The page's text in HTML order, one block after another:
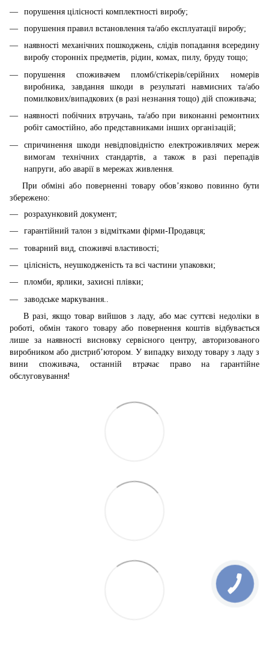
порушення цілісності комплектності виробу;
порушення правил встановлення та/або експлуатації виробу;
наявності механічних пошкоджень, слідів попадання всередину
виробу сторонніх предметів, рідин, комах, пилу, бруду тощо;
порушення споживачем пломб/стікерів/серійних номерів
виробника, завдання шкоди в результаті навмисних та/або
помилкових/випадкових (в разі незнання тощо) дій споживача;
наявності побічних втручань, та/або при виконанні ремонтних
робіт самостійно, або представниками інших організацій;
спричинення шкоди невідповідністю електроживлячих мереж
вимогам технічних стандартів, а також в разі перепадів
напруги, або аварії в мережах живлення.
При обміні або поверненні товару обов’язково повинно бути
збережено:
розрахунковий документ;
гарантійний талон з відмітками фірми-Продавця;
товарний вид, споживчі властивості;
цілісність, неушкодженість та всі частини упаковки;
пломби, ярлики, захисні плівки;
заводське маркування..
В разі, якщо товар вийшов з ладу, або має суттєві недоліки в
роботі, обмін такого товару або повернення коштів відбувається
лише за наявності висновку сервісного центру, авторизованого
виробником або дистриб’ютором. У випадку виходу товару з ладу з
вини споживача, останній втрачає право на гарантійне
обслуговування!